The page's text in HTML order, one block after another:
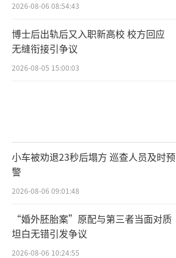
2026-08-06 08:54:43
博士后出轨后又入职新高校 校方回应
无缝衔接引争议
2026-08-05 15:00:03
小车被劝退23秒后塌方 巡查人员及时预
警
2026-08-06 09:01:48
“婚外胚胎案”原配与第三者当面对质
坦白无错引发争议
2026-08-06 10:24:55